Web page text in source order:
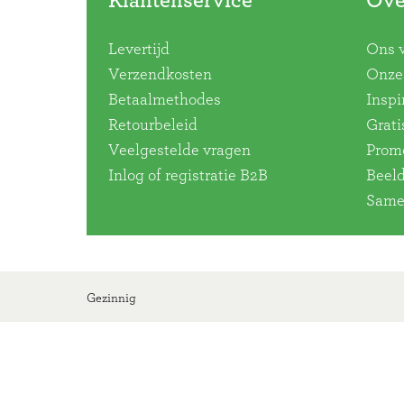
Levertijd
Verzendkosten
Betaalmethodes
Retourbeleid
Veelgestelde vragen
Inlog of registratie B2B
Ons
Gezinnig